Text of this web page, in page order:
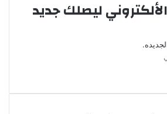
ليصلك جديد